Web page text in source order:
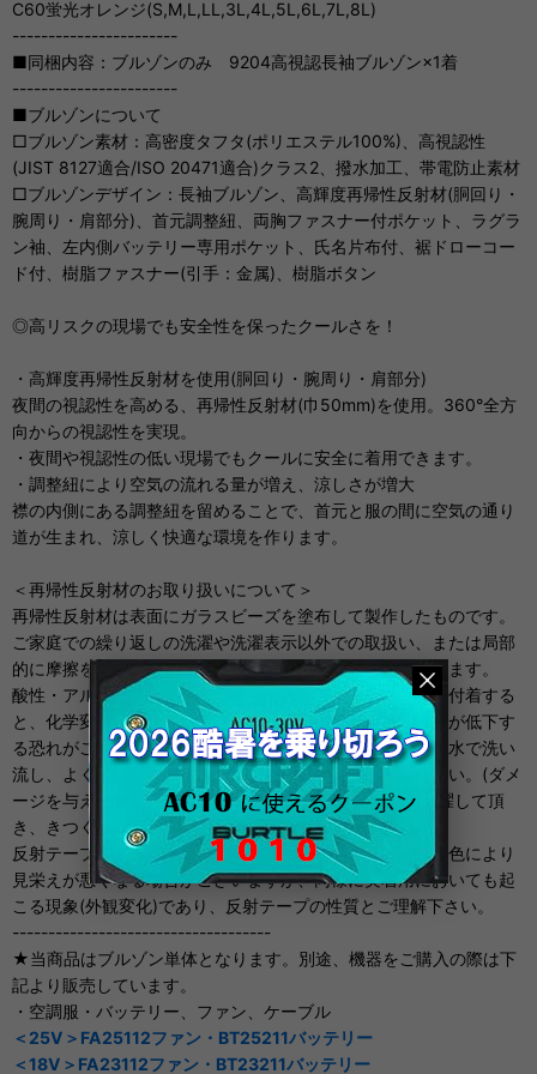
C60蛍光オレンジ(S,M,L,LL,3L,4L,5L,6L,7L,8L)
-----------------------
■同梱内容：ブルゾンのみ 9204高視認長袖ブルゾン×1着
-----------------------
■ブルゾンについて
□ブルゾン素材：高密度タフタ(ポリエステル100%)、高視認性
(JIST 8127適合/ISO 20471適合)クラス2、撥水加工、帯電防止素材
□ブルゾンデザイン：長袖ブルゾン、高輝度再帰性反射材(胴回り・
腕周り・肩部分)、首元調整紐、両胸ファスナー付ポケット、ラグラ
ン袖、左内側バッテリー専用ポケット、氏名片布付、裾ドローコー
ド付、樹脂ファスナー(引手：金属)、樹脂ボタン
◎高リスクの現場でも安全性を保ったクールさを！
・高輝度再帰性反射材を使用(胴回り・腕周り・肩部分)
夜間の視認性を高める、再帰性反射材(巾50mm)を使用。360°全方
向からの視認性を実現。
・夜間や視認性の低い現場でもクールに安全に着用できます。
・調整紐により空気の流れる量が増え、涼しさが増大
襟の内側にある調整紐を留めることで、首元と服の間に空気の通り
道が生まれ、涼しく快適な環境を作ります。
＜再帰性反射材のお取り扱いについて＞
再帰性反射材は表面にガラスビーズを塗布して製作したものです。
ご家庭での繰り返しの洗濯や洗濯表示以外での取扱い、または局部
的に摩擦を受けた場合は、反射輝度が低下する恐れがあります。
酸性・アルカリ性などの化学薬品や油脂、汗などの汚れが付着する
と、化学変化により再帰性反射材が変色したり、反射輝度が低下す
る恐れがございますので、直ちに中性洗剤またはきれいな水で洗い
流し、よく乾燥させて下さい。漂白剤は使用しないで下さい。(ダメ
ージを与える恐れがあるため)裏返してネットに入れて洗濯して頂
き、きつく絞らないで下さい。
反射テープは特性上、縫製時の圧迫・押痕によるキズや変色により
見栄えが悪くなる場合がございますが、同様に実着用においても起
こる現象(外観変化)であり、反射テープの性質とご理解下さい。
------------------------------------
★当商品はブルゾン単体となります。別途、機器をご購入の際は下
記より販売しています。
・空調服・バッテリー、ファン、ケーブル
＜25V＞FA25112ファン・BT25211バッテリー
＜18V＞FA23112ファン・BT23211バッテリー